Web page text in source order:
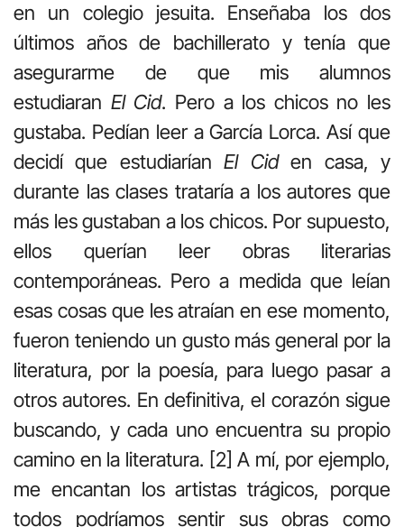
en un colegio jesuita. Enseñaba los dos
últimos años de bachillerato y tenía que
asegurarme de que mis alumnos
estudiaran El Cid. Pero a los chicos no les
gustaba. Pedían leer a García Lorca. Así que
decidí que estudiaríanEl Ciden casa, y
durante las clases trataría a los autores que
más les gustaban a los chicos. Por supuesto,
ellos querían leer obras literarias
contemporáneas. Pero a medida que leían
esas cosas que les atraían en ese momento,
fueron teniendo un gusto más general por la
literatura, por la poesía, para luego pasar a
otros autores. En definitiva, el corazón sigue
buscando, y cada uno encuentra su propio
camino en la literatura. [2] A mí, por ejemplo,
me encantan los artistas trágicos, porque
todos podríamos sentir sus obras como